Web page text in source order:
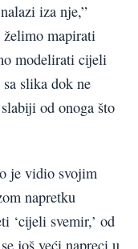
iza nje,”
želimo mapirati
modelirati cijeli
slika dok ne
od onoga što
je vidio svojim
napretku
‘cijeli svemir,’ od